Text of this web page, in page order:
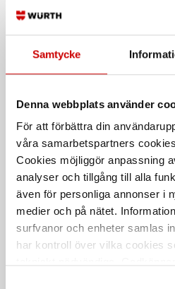
Samtycke
Denna webbplats använder
För att förbättra din
våra samarbetspartners
Cookies möjliggör anpassning
analyser och tillgång till alla
även för personliga annonser i
medier och på nätet.
surfvanor och enheter samlas
har kontroll över vilka cookies
Tryckluftskoppling Serie 2000
L-rör S2020
Rördelar Serie 2000